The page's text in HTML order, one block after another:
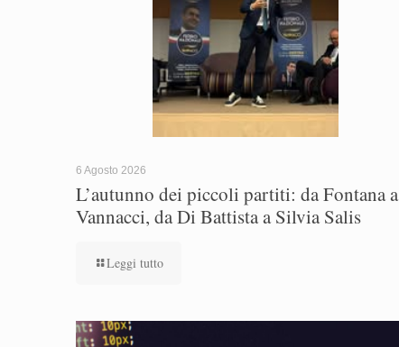
6 Agosto 2026
L’autunno dei piccoli partiti: da Fontana a
Vannacci, da Di Battista a Silvia Salis
Leggi tutto